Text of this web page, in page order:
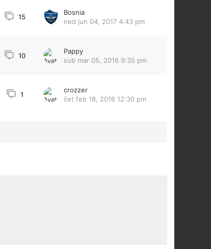
15
Bosnia
ned jun 04, 2017 4:43 pm
10
Pappy
sub mar 05, 2016 9:35 pm
1
crozzer
čet feb 18, 2016 12:30 pm